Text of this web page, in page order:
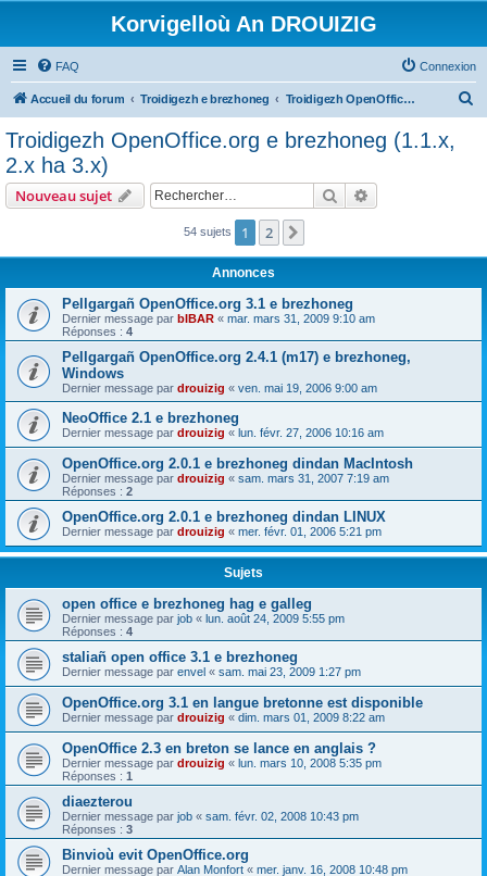
Korvigelloù An DROUIZIG
FAQ Connexion
Accueil du forum Troidigezh e brezhoneg Troidigezh OpenOffice.org e brezhoneg (1.1.x, 2.x ha 3.x)
c
Troidigezh OpenOffice.org e brezhoneg (1.1.x,
2.x ha 3.x)
Nouveau sujet Rechercher
54 sujets 1 2
Annonces
Pellgargañ OpenOffice.org 3.1 e brezhoneg
Dernier message par bIBAR « mar. mars 31, 2009 9:10 am
Réponses : 4
Pellgargañ OpenOffice.org 2.4.1 (m17) e brezhoneg,
Windows
Dernier message par drouizig « ven. mai 19, 2006 9:00 am
NeoOffice 2.1 e brezhoneg
Dernier message par drouizig « lun. févr. 27, 2006 10:16 am
OpenOffice.org 2.0.1 e brezhoneg dindan MacIntosh
Dernier message par drouizig « sam. mars 31, 2007 7:19 am
Réponses : 2
OpenOffice.org 2.0.1 e brezhoneg dindan LINUX
Dernier message par drouizig « mer. févr. 01, 2006 5:21 pm
Sujets
open office e brezhoneg hag e galleg
Dernier message par job « lun. août 24, 2009 5:55 pm
Réponses : 4
staliañ open office 3.1 e brezhoneg
Dernier message par envel « sam. mai 23, 2009 1:27 pm
OpenOffice.org 3.1 en langue bretonne est disponible
Dernier message par drouizig « dim. mars 01, 2009 8:22 am
OpenOffice 2.3 en breton se lance en anglais ?
Dernier message par drouizig « lun. mars 10, 2008 5:35 pm
Réponses : 1
diaezterou
Dernier message par job « sam. févr. 02, 2008 10:43 pm
Réponses : 3
Binvioù evit OpenOffice.org
Dernier message par Alan Monfort « mer. janv. 16, 2008 10:48 pm